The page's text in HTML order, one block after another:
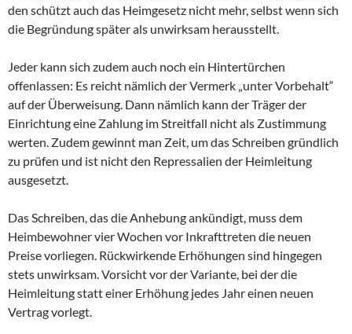
den schützt auch das Heimgesetz nicht mehr, selbst wenn sich
die Begründung später als unwirksam herausstellt.
Jeder kann sich zudem auch noch ein Hintertürchen
offenlassen: Es reicht nämlich der Vermerk „unter Vorbehalt“
auf der Überweisung. Dann nämlich kann der Träger der
Einrichtung eine Zahlung im Streitfall nicht als Zustimmung
werten. Zudem gewinnt man Zeit, um das Schreiben gründlich
zu prüfen und ist nicht den Repressalien der Heimleitung
ausgesetzt.
Das Schreiben, das die Anhebung ankündigt, muss dem
Heimbewohner vier Wochen vor Inkrafttreten die neuen
Preise vorliegen. Rückwirkende Erhöhungen sind hingegen
stets unwirksam. Vorsicht vor der Variante, bei der die
Heimleitung statt einer Erhöhung jedes Jahr einen neuen
Vertrag vorlegt.